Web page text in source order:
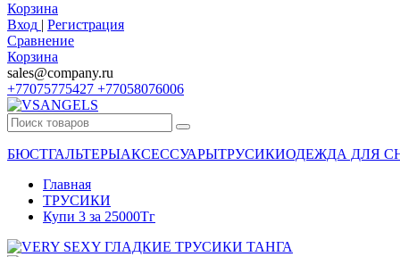
Корзина
Вход | Регистрация
Сравнение
Корзина
sales@company.ru
+77075775427 +77058076006
БЮСТГАЛЬТЕРЫАКСЕССУАРЫТРУСИКИОДЕЖДА ДЛЯ
Главная
ТРУСИКИ
Купи 3 за 25000Тг